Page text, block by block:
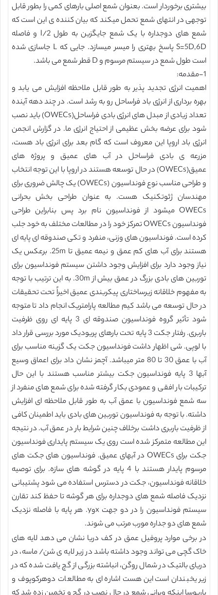
بیشتری برخوردار است. بعنوان شمع اصلی بارهای کمی را بطور قابل
توجهی در انتهای شمع تحمل میکند که بیان کننده ی این است که
شمع های دوجداره با یک شمع جایگزین به طول l/2 و فاصله
S=5D,6D پاسخ بهتری را میسر میسازد. جایی که L جاسازی شده
است طول شمع در سیستم مرسوم و D قطر شمع می باشد.
1-مقدمه:
اهمیت انرژی تجدید پذیر به طور قابل ملاحظه افزایش می یابد و
بهره برداری از انرژی باد فراساحل رو به رشد است. در چند دهه آینده
تعداد زیادی از مبدل های انرژی بادی فراساحل(OWECs) باید نصب
شود برای عرضه بخش عظیمی از احتیاج انرژی ما. در گزارش انجمن
انرژی باد اروپا این معروف است که گام بعد برای انرژی باد هست،
مزرعه ی بادی فراساحل در آب های عمیق و پروژه های
عمیق(OWECs) در حال توسعه هستند در اروپا با این توجه انتخاب
و طراحی مناسب نوع فونداسیون (OWECs) یک چالش ضروری برای
مهندسان ژئوتکنیک هست. به عنوان طراحی بخش بحرانی
OWECs میشود از فونداسیون نام برد پس بنابراین طراحی
فونداسیون OWECs تمرکز خود را در مطالعات مختلف به خود جلب
کرده است. فونداسیون های وزنی، منفرد و تکی صندوقه ای پایه ای
هستند برای آب های کم عمق و نیمه عمیق تا 25m. برعکس یک
نیاز وجود دارد برای افزایش وجود داشتن سیستم فونداسیون برای
توربین های بادی بزرگ در عمق بیش از 30m. به این ترتیب با توجه
به مفهوم خلاقانه زیرساختاری پیکربندی عمیق اخیراً تحت تحقیقات
در حال توسعه می باشد کیم مطالعه پارامتریک انجام داد تا متوجه
شود تأثیر گروه فونداسیون صندوقه ای 3 پایه ای روی ظرفیت
باربری. رفتار جکت 3 پایه تحت بارهای پریودیک مورد بررسی قرار داد
با لوپی. شی اظهار داشت فونداسیون جکت یک گزینه مناسب برای
آب با عمق 30 تا 80 متر میباشد. آچمز نشان داد برای اعماق وسیع
آبها 3 پایه فونداسیون جکت بیشتر مناسب هستند با این حال
ترکیبات بار افقی و عمودی بکار گرفته شده برای شمع های منفرد از
سه شمع فونداسیون با عمق آب به طور قابل ملاحظه ای افزایش
داشته. با توجه به فونداسیون توربین های بادی باید اطمینان کافی
از ظرفیت باربری داشت برخلاف چنین شرایط بار در عمق آب. در نتیجه
این مطالعه متمرکز شده است روی یک سیستم پایداری فونداسیون
جکت برای OWECs در آبهای عمیق. فونداسیون های جکت های
مرسوم پایدار هستند با 4 پایه در گوشه های سازه. برای توصیه
خلاقانه فونداسیون، جکت در دسترس استفاده می شود پشتیبانی
نزدیک فاصله شمع های دوجداره برای هر گوشه تا حفظ کند تقارن
سیستم فونداسیون را در دو جهت xوy. هر پایه با فاصله نزدیک
شمع های دو جداره مورب مرتب می شوند.
در برخی موارد پروفیل عمق در کف دریا نشان می دهد لایه های
خاک گچی می تواند وجود داشته باشد در زیر لایه ی شن/ ماسه، در
دریای بالتیک در شمال روگن، انباشته بزرگی از گچ یافت شده که در
زیر یخبندان است این هست اشاره ای به مطالعات دوهرکوپوف و